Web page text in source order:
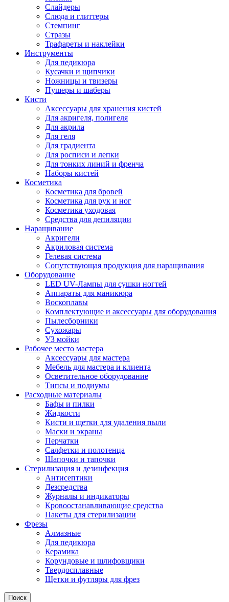
Слайдеры
Слюда и глиттеры
Стемпинг
Стразы
Трафареты и наклейки
Инструменты
Для педикюра
Кусачки и щипчики
Ножницы и твизеры
Пушеры и шаберы
Кисти
Аксессуары для хранения кистей
Для акригеля, полигеля
Для акрила
Для геля
Для градиента
Для росписи и лепки
Для тонких линий и френча
Наборы кистей
Косметика
Косметика для бровей
Косметика для рук и ног
Косметика уходовая
Средства для депиляции
Наращивание
Акригели
Акриловая система
Гелевая система
Сопутствующая продукция для наращивания
Оборудование
LED UV-Лампы для сушки ногтей
Аппараты для маникюра
Воскоплавы
Комплектующие и аксессуары для оборудования
Пылесборники
Сухожары
УЗ мойки
Рабочее место мастера
Аксессуары для мастера
Мебель для мастера и клиента
Осветительное оборудование
Типсы и подиумы
Расходные материалы
Бафы и пилки
Жидкости
Кисти и щетки для удаления пыли
Маски и экраны
Перчатки
Салфетки и полотенца
Шапочки и тапочки
Стерилизация и дезинфекция
Антисептики
Дезсредства
Журналы и индикаторы
Кровоостанавливающие средства
Пакеты для стерилизации
Фрезы
Алмазные
Для педикюра
Керамика
Корундовые и шлифовщики
Твердосплавные
Щетки и футляры для фрез
Поиск